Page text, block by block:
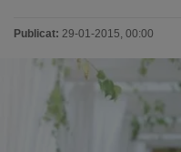
Publicat: 29-01-2015, 00:00